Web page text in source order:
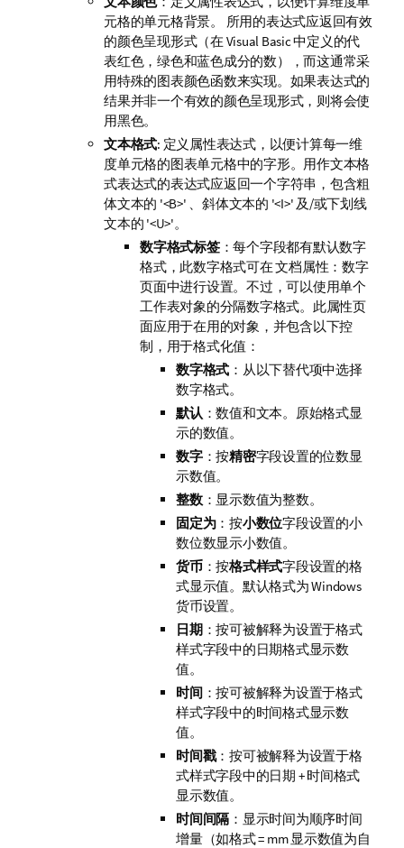
元格的单元格背景。 所用的表达式应返回有效
的颜色呈现形式（在 Visual Basic 中定义的代
表红色，绿色和蓝色成分的数），而这通常采
用特殊的图表颜色函数来实现。如果表达式的
结果并非一个有效的颜色呈现形式，则将会使
用黑色。
文本格式: 定义属性表达式，以便计算每一维
度单元格的图表单元格中的字形。用作文本格
式表达式的表达式应返回一个字符串，包含粗
体文本的 '<B>' 、斜体文本的 '<I>' 及/或下划线
文本的 '<U>'。
数字格式标签：每个字段都有默认数字
格式，此数字格式可在 文档属性：数字
页面中进行设置。不过，可以使用单个
工作表对象的分隔数字格式。此属性页
面应用于在用的对象，并包含以下控
制，用于格式化值：
数字格式 ：从以下替代项中选择
数字格式。
默认 ：数值和文本。原始格式显
示的数值。
数字：按精密字段设置的位数显
示数值。
整数：显示数值为整数。
固定为：按小数位字段设置的小
数位数显示小数值。
货币：按格式样式字段设置的格
式显示值。默认格式为 Windows
货币设置。
日期：按可被解释为设置于格式
样式字段中的日期格式显示数
值。
时间：按可被解释为设置于格式
样式字段中的时间格式显示数
值。
时间戳：按可被解释为设置于格
式样式字段中的日期 + 时间格式
显示数值。
时间间隔 ：显示时间为顺序时间
增量（如格式 = mm 显示数值为自